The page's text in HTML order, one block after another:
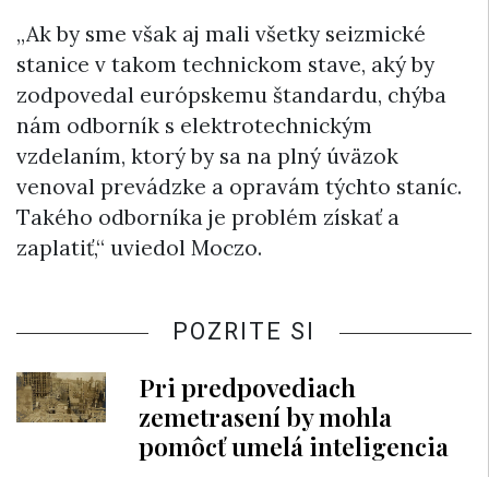
„Ak by sme však aj mali všetky seizmické
stanice v takom technickom stave, aký by
zodpovedal európskemu štandardu, chýba
nám odborník s elektrotechnickým
vzdelaním, ktorý by sa na plný úväzok
venoval prevádzke a opravám týchto staníc.
Takého odborníka je problém získať a
zaplatiť,“ uviedol Moczo.
POZRITE SI
Pri predpovediach
zemetrasení by mohla
pomôcť umelá inteligencia